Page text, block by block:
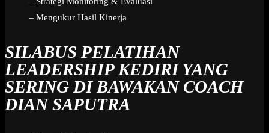
– Mengukur Hasil Kinerja
SILABUS PELATIHAN
LEADERSHIP KEDIRI YANG
SERING DI BAWAKAN COACH
DIAN SAPUTRA